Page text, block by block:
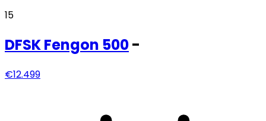
15
DFSKFengon 500-
€12.499